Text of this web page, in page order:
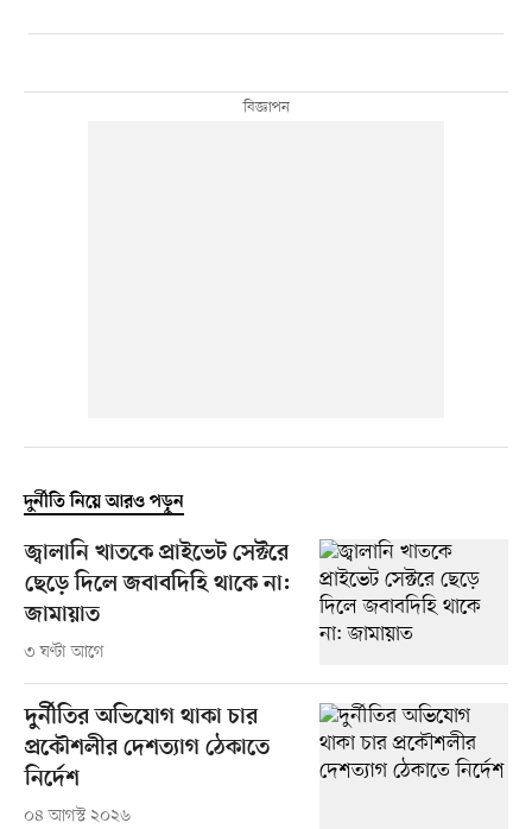
দুর্নীতি নিয়ে আরও পড়ুন
জ্বালানি খাতকে প্রাইভেট সেক্টরে
ছেড়ে দিলে জবাবদিহি থাকে না:
জামায়াত
৩ ঘণ্টা আগে
দুর্নীতির অভিযোগ থাকা চার
প্রকৌশলীর দেশত্যাগ ঠেকাতে
নির্দেশ
০৪ আগস্ট ২০২৬